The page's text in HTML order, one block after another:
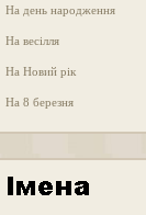
На день народження
На весілля
На Новий рік
На 8 березня